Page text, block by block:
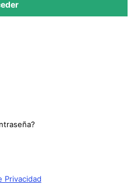
Privacidad